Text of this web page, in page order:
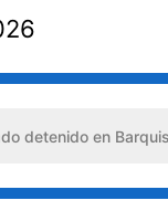
en Barquisimeto: